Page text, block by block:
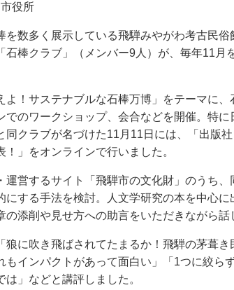
役所
を数多く展示している飛騨みやがわ考古民
石棒クラブ」（メンバー9人）が、毎年11
よ！サステナブルな石棒万博」をテーマに
でのワークショップ、会合などを開催。特
同クラブが名づけた11月11日には、「出版
」をオンラインで行いました。
運営するサイト「飛騨市の文化財」のうち
にする手法を検討。人文学研究の本を中心
の添削や見せ方への助言をいただきながら話
狼に吹き飛ばされてたまるか！飛騨の茅葺
もインパクトがあって面白い」「1つに絞ら
」などと講評しました。